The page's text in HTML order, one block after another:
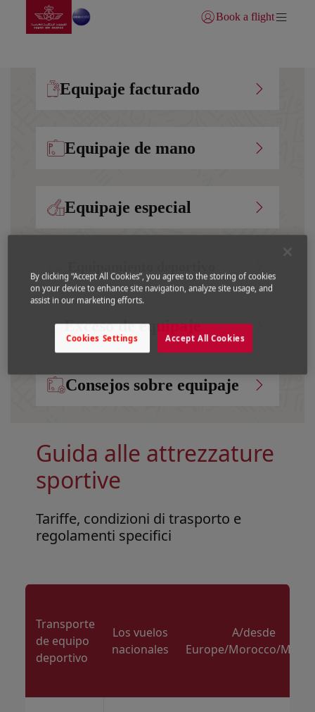
Saltar al contenido principal
Ir a la página de inicio
Iniciar sesión | Unirse)
Book a flight
Equipaje facturado
Equipaje de mano
Equipaje especial
Exceso de equipaje
Consejos sobre equipaje
Guida alle attrezzature
sportive
Tariffe, condizioni di trasporto e
regolamenti specifici
Transporte
de equipo
deportivo
Los vuelos
nacionales
A/desde
Europe/Morocco/
By clicking “Accept All Cookies”, you agree to the storing of cookies
on your device to enhance site navigation, analyze site usage, and
assist in our marketing efforts.
Accept All Cookies
Cookies Settings